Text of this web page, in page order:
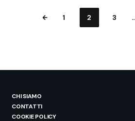
1 2 3
CHI SIAMO
CONTATTI
COOKIE POLICY